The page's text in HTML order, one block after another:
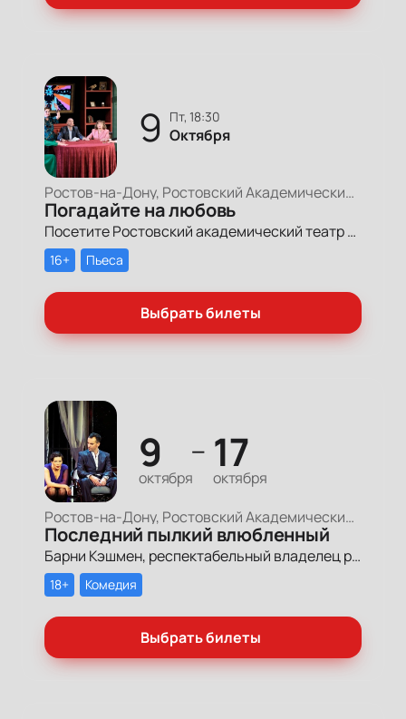
9 пт, 18:30
Октября
Ростов-на-Дону, Ростовский Академический Театр Драмы, Малая сцена
Погадайте на любовь
Посетите Ростовский академический театр драмы им. М. Горького, чтобы насладиться спектаклем «Погадайте на любовь».
16+ Пьеса
Выбрать билеты
9
октября
— 17
октября
Ростов-на-Дону, Ростовский Академический Театр Драмы, Малая сцена
Последний пылкий влюбленный
Барни Кэшмен, респектабельный владелец рыбного ресторана, решает выйти из серой и скучной жизни, назначая свидания с женщинами в квартире своей матушки, что помогает ему осознать, что он далеко не самый несчастный человек в мире.
18+ Комедия
Выбрать билеты